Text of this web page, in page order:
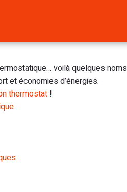
voilà quelques
et économies d’énergies.
thermostat !